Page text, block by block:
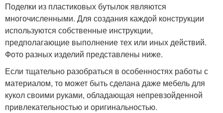
Поделки из пластиковых бутылок являются
многочисленными. Для создания каждой конструкции
используются собственные инструкции,
предполагающие выполнение тех или иных действий.
Фото разных изделий представлены ниже.
Если тщательно разобраться в особенностях работы с
материалом, то может быть сделана даже мебель для
кукол своими руками, обладающая непревзойденной
привлекательностью и оригинальностью.